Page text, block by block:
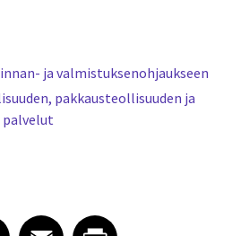
ja valmistuksenohjaukseen
pakkausteollisuuden ja
on Facebook
Facebook
Share article on Email
EmailShare article on Print